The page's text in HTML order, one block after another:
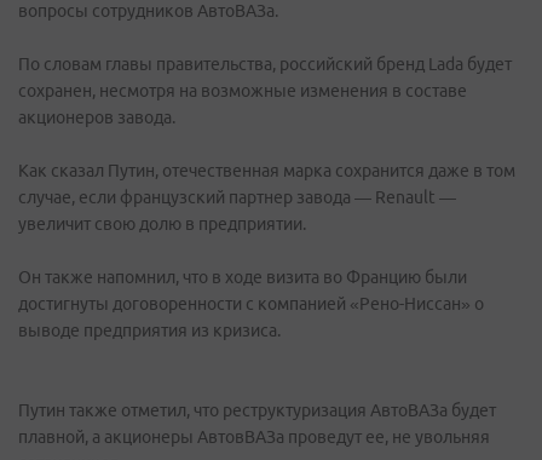
вопросы сотрудников АвтоВАЗа.
По словам главы правительства, российский бренд Lada будет
сохранен, несмотря на возможные изменения в составе
акционеров завода.
Как сказал Путин, отечественная марка сохранится даже в том
случае, если французский партнер завода — Renault —
увеличит свою долю в предприятии.
Он также напомнил, что в ходе визита во Францию были
достигнуты договоренности с компанией «Рено-Ниссан» о
выводе предприятия из кризиса.
Путин также отметил, что реструктуризация АвтоВАЗа будет
плавной, а акционеры АвтовВАЗа проведут ее, не увольняя